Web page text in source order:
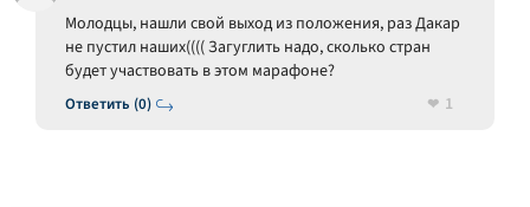
Ответить (0)
Молодцы, нашли свой выход из положения, раз Дакар
не пустил наших(((( Загуглить надо, сколько стран
будет участвовать в этом марафоне?
1